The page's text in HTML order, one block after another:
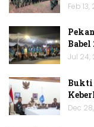
Feb
Babel
Jul 24,
Bukti
Dec